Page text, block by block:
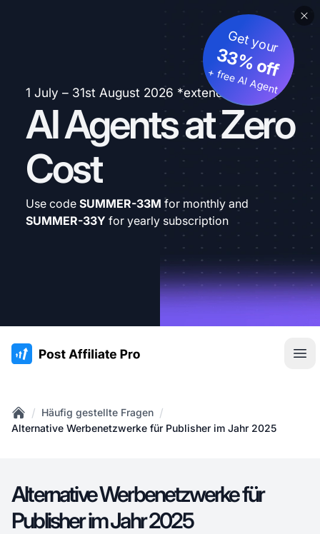
1 July – 31st August 2026 *extended
AI Agents at Zero
Cost
Get your
33% off
+ free AI Agent
Use code SUMMER-33M for monthly and
SUMMER-33Y for yearly subscription
:site.title
Home
/ Häufig gestellte Fragen /
Alternative Werbenetzwerke für Publisher im Jahr 2025
Alternative Werbenetzwerke für
Publisher im Jahr 2025